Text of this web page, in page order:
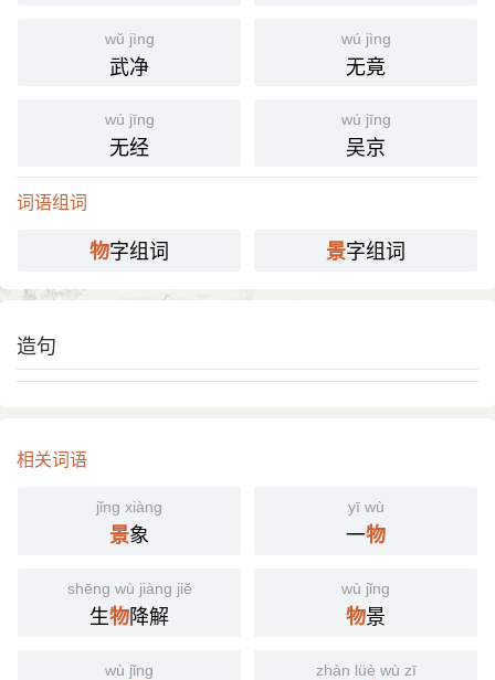
wǔ jìng
武净
wú jìng
无竟
wú jīng
无经
wú jīng
吴京
词语组词
物字组词 景字组词
造句
相关词语
jǐng xiàng
景象
yī wù
一物
shēng wù jiàng jiě
生物降解
wù jǐng
物景
wù jǐng zhàn lüè wù zī